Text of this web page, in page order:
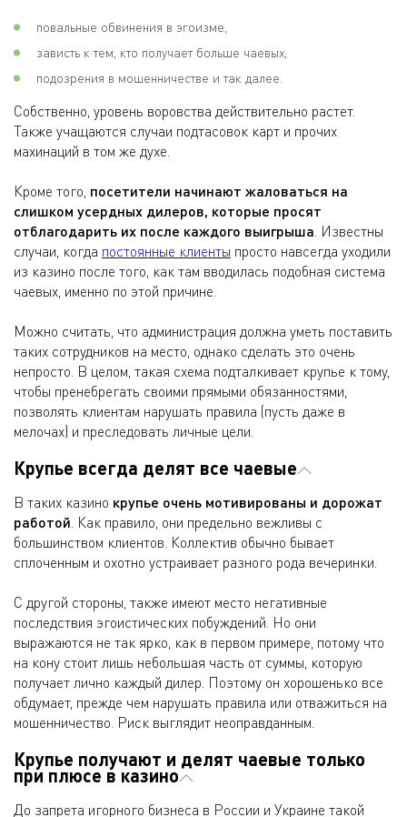
повальные обвинения в эгоизме,
зависть к тем, кто получает больше чаевых,
подозрения в мошенничестве и так далее.
Собственно, уровень воровства действительно растет.
Также учащаются случаи подтасовок карт и прочих
махинаций в том же духе.
Кроме того, посетители начинают жаловаться на
слишком усердных дилеров, которые просят
отблагодарить их после каждого выигрыша. Известны
случаи, когда постоянные клиенты просто навсегда уходили
из казино после того, как там вводилась подобная система
чаевых, именно по этой причине.
Можно считать, что администрация должна уметь поставить
таких сотрудников на место, однако сделать это очень
непросто. В целом, такая схема подталкивает крупье к тому,
чтобы пренебрегать своими прямыми обязанностями,
позволять клиентам нарушать правила (пусть даже в
мелочах) и преследовать личные цели.
Крупье всегда делят все чаевые
В таких казино крупье очень мотивированы и дорожат
работой . Как правило, они предельно вежливы с
большинством клиентов. Коллектив обычно бывает
сплоченным и охотно устраивает разного рода вечеринки.
С другой стороны, также имеют место негативные
последствия эгоистических побуждений. Но они
выражаются не так ярко, как в первом примере, потому что
на кону стоит лишь небольшая часть от суммы, которую
получает лично каждый дилер. Поэтому он хорошенько все
обдумает, прежде чем нарушать правила или отважиться на
мошенничество. Риск выглядит неоправданным.
Крупье получают и делят чаевые только
при плюсе в казино
До запрета игорного бизнеса в России и Украине такой